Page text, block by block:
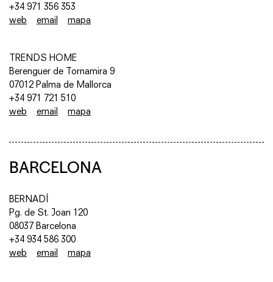
+34 971 356 353
web
email mapa
TRENDS HOME
Berenguer de Tornamira 9
07012 Palma de Mallorca
+34 971 721 510
web
email mapa
BARCELONA
BERNADÍ
Pg. de St. Joan 120
08037 Barcelona
+34 934 586 300
web
email mapa